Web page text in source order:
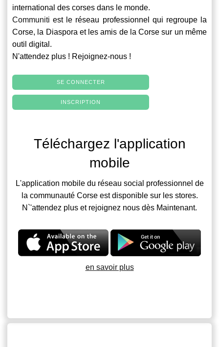
international des corses dans le monde.
Communiti est le réseau professionnel qui regroupe la
Corse, la Diaspora et les amis de la Corse sur un même
outil digital.
N'attendez plus ! Rejoignez-nous !
SE CONNECTER
INSCRIPTION
Téléchargez l'application
mobile
L'application mobile du réseau social professionnel de
la communauté Corse est disponible sur les stores.
N`'attendez plus et rejoignez nous dès Maintenant.
en savoir plus